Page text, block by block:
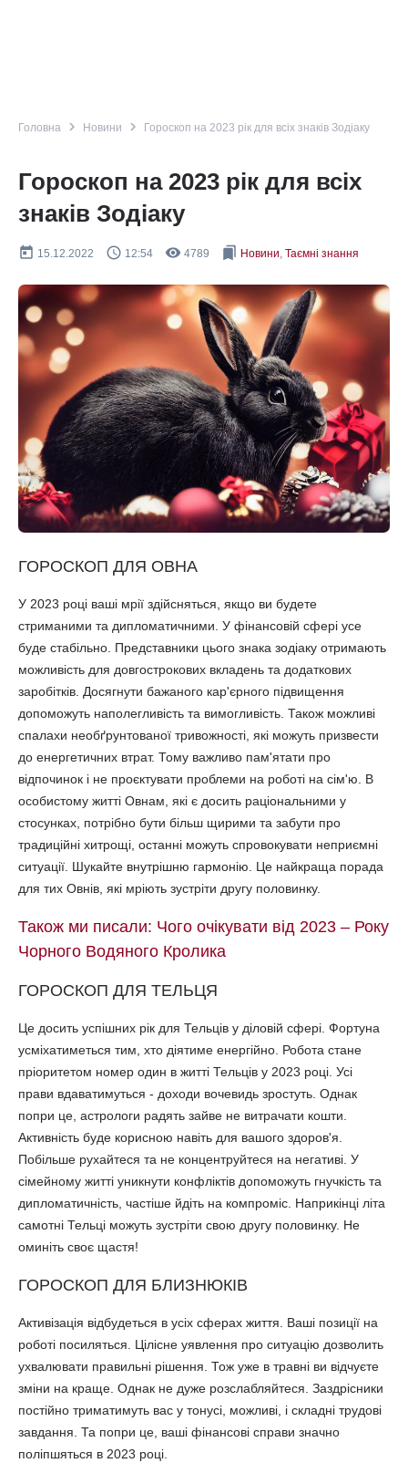
Головна navigate_next Новини navigate_next Гороскоп на 2023 рік для всіх знаків Зодіаку
Гороскоп на 2023 рік для всіх
знаків Зодіаку
today 15.12.2022 query_builder 12:54 remove_red_eye 4789 bookmarks Новини, Таємні знання
ГОРОСКОП ДЛЯ ОВНА
У 2023 році ваші мрії здійсняться, якщо ви будете
стриманими та дипломатичними. У фінансовій сфері усе
буде стабільно. Представники цього знака зодіаку отримають
можливість для довгострокових вкладень та додаткових
заробітків. Досягнути бажаного кар'єрного підвищення
допоможуть наполегливість та вимогливість. Також можливі
спалахи необґрунтованої тривожності, які можуть призвести
до енергетичних втрат. Тому важливо пам'ятати про
відпочинок і не проєктувати проблеми на роботі на сім'ю. В
особистому житті Овнам, які є досить раціональними у
стосунках, потрібно бути більш щирими та забути про
традиційні хитрощі, останні можуть спровокувати неприємні
ситуації. Шукайте внутрішню гармонію. Це найкраща порада
для тих Овнів, які мріють зустріти другу половинку.
Також ми писали: Чого очікувати від 2023 – Року
Чорного Водяного Кролика
ГОРОСКОП ДЛЯ ТЕЛЬЦЯ
Це досить успішних рік для Тельців у діловій сфері. Фортуна
усміхатиметься тим, хто діятиме енергійно. Робота стане
пріоритетом номер один в житті Тельців у 2023 році. Усі
прави вдаватимуться - доходи вочевидь зростуть. Однак
попри це, астрологи радять зайве не витрачати кошти.
Активність буде корисною навіть для вашого здоров'я.
Побільше рухайтеся та не концентруйтеся на негативі. У
сімейному житті уникнути конфліктів допоможуть гнучкість та
дипломатичність, частіше йдіть на компроміс. Наприкінці літа
самотні Тельці можуть зустріти свою другу половинку. Не
оминіть своє щастя!
ГОРОСКОП ДЛЯ БЛИЗНЮКІВ
Активізація відбудеться в усіх сферах життя. Ваші позиції на
роботі посиляться. Цілісне уявлення про ситуацію дозволить
ухвалювати правильні рішення. Тож уже в травні ви відчуєте
зміни на краще. Однак не дуже розслабляйтеся. Заздрісники
постійно триматимуть вас у тонусі, можливі, і складні трудові
завдання. Та попри це, ваші фінансові справи значно
поліпшяться в 2023 році.